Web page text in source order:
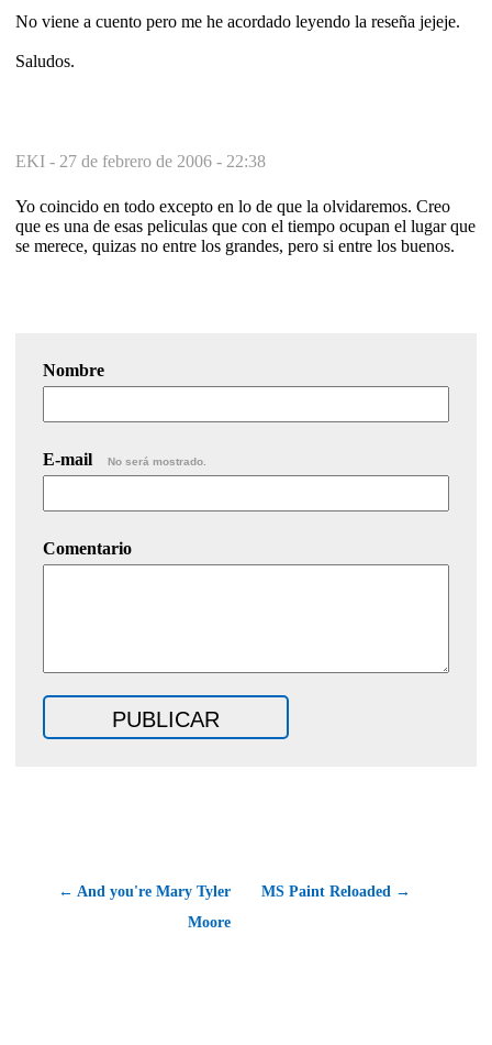
No viene a cuento pero me he acordado leyendo la reseña jejeje.
Saludos.
EKI - 27 de febrero de 2006 - 22:38
Yo coincido en todo excepto en lo de que la olvidaremos. Creo
que es una de esas peliculas que con el tiempo ocupan el lugar que
se merece, quizas no entre los grandes, pero si entre los buenos.
Nombre
E-mail No será mostrado.
Comentario
← And you're Mary Tyler
Moore
MS Paint Reloaded →